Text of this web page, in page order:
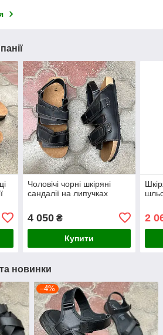
Чоловічі чорні шкіряні
сандалії на липучках
4 050₴
Купити
2
новинки
–4%